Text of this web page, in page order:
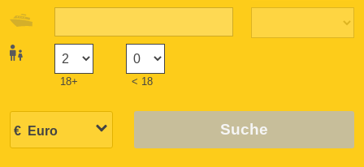
18+ < 18
Suche